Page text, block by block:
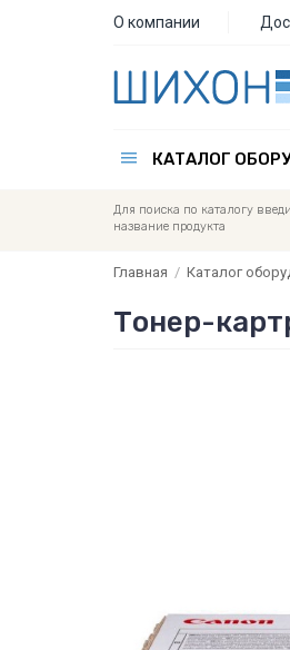
О компании
КАТАЛОГ
Для поиска по каталогу
название продукта
Главная / Каталог
Тонер-